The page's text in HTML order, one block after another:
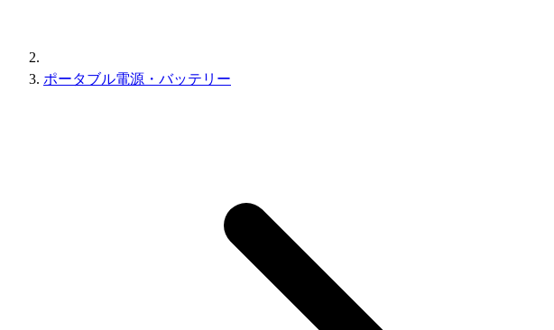
ポータブル電源・バッテリー